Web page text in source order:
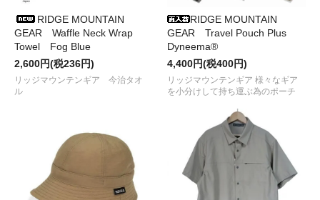
しました
●2023/ 3/1538explore
A38Carmagne、カメラDリング、
MICRO BALL HEAD MALE
などが入荷です
●2023/ 3/11Peregrine Design Factory. Japan
なるMarmot Table
●2023/ 3/11TRAIL BUM BUMMERとBIG TURTLE
荷しました
FLAT TABLEが入荷しました
SLIDE-SIDETOP25が入荷しま
●2023/ 1/13 AS2OVから
ALL IN DISH CASE、GAS CAN
COVERなどが入荷しました
●2022/12/16
Peregrine Design からインパラ テーブルとメッ
シュポーチ
が入荷しました
●2022/12/13
AS2OVからNYLON POLYCA FOLDING TRAY
RIDGE MOUNTAIN
GEAR Waffle Neck Wrap
Towel Fog Blue
2,600円(税236円)
リッジマウンテンギア 今治タオ
ル
RIDGE MOUNTAIN
GEAR Travel Pouch Plus
Dyneema®
4,400円(税400円)
リッジマウンテンギア 様々なギア
を小分けして持ち運ぶ為のポーチ